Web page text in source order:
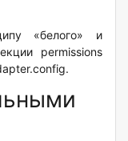
«белого» и
permissions